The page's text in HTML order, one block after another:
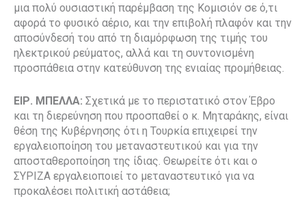
μια πολύ ουσιαστική παρέμβαση της Κομισιόν σε ό,τι
αφορά το φυσικό αέριο, και την επιβολή πλαφόν και την
αποσύνδεσή του από τη διαμόρφωση της τιμής του
ηλεκτρικού ρεύματος, αλλά και τη συντονισμένη
προσπάθεια στην κατεύθυνση της ενιαίας προμήθειας.
ΕΙΡ. ΜΠΕΛΛΑ: Σχετικά με το περιστατικό στον Έβρο
και τη διερεύνηση που προσπαθεί ο κ. Μηταράκης, είναι
θέση της Κυβέρνησης ότι η Τουρκία επιχειρεί την
εργαλειοποίηση του μεταναστευτικού και για την
αποσταθεροποίηση της ίδιας. Θεωρείτε ότι και ο
ΣΥΡΙΖΑ εργαλειοποιεί το μεταναστευτικό για να
προκαλέσει πολιτική αστάθεια;